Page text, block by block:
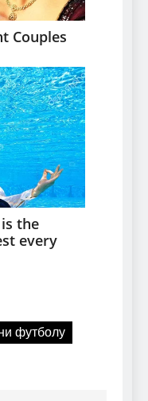
футболу